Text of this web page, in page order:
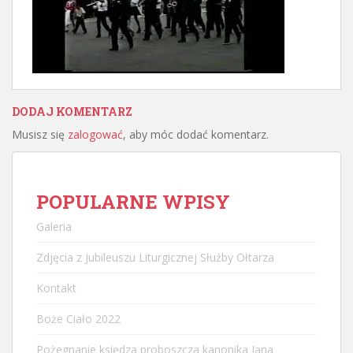
DODAJ KOMENTARZ
Musisz się zalogować, aby móc dodać komentarz.
POPULARNE WPISY
Galeria
Zdjęcia z Jubileuszu Liturgicznej Służby Ołtarza
Kontakt
Boże Ciało 2022
Pożegnanie księdza proboszcza kanonika Jana